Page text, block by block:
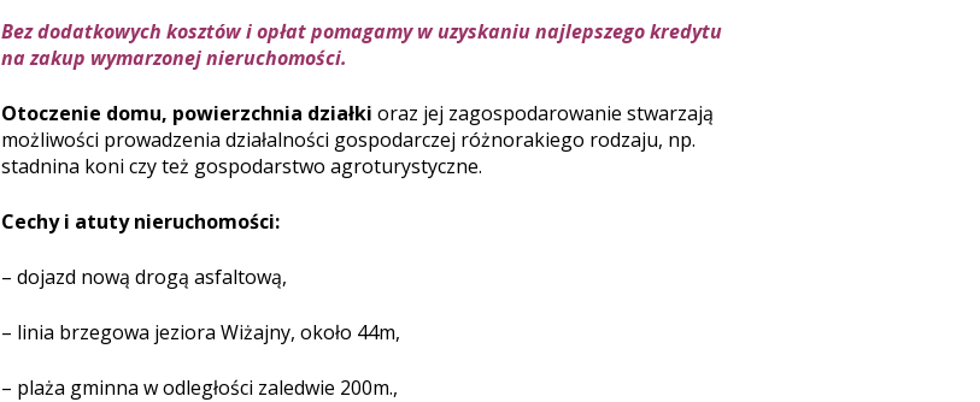
Bez dodatkowych kosztów i opłat pomagamy w uzyskaniu najlepszego kredytu
na zakup wymarzonej nieruchomości.
Otoczenie domu, powierzchnia działki oraz jej zagospodarowanie stwarzają
możliwości prowadzenia działalności gospodarczej różnorakiego rodzaju, np.
stadnina koni czy też gospodarstwo agroturystyczne.
Cechy i atuty nieruchomości:
– dojazd nową drogą asfaltową,
– linia brzegowa jeziora Wiżajny, około 44m,
– plaża gminna w odległości zaledwie 200m.,